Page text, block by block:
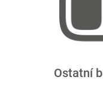
Ostatní